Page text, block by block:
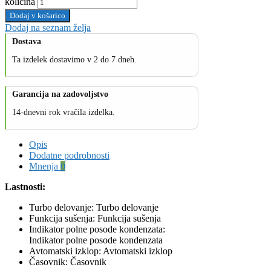
Dodaj v košarico
Dodaj na seznam želja
Dostava
Ta izdelek dostavimo v 2 do 7 dneh.
Garancija na zadovoljstvo
14-dnevni rok vračila izdelka.
Opis
Dodatne podrobnosti
Mnenja 0
Lastnosti:
Turbo delovanje: Turbo delovanje
Funkcija sušenja: Funkcija sušenja
Indikator polne posode kondenzata:
Indikator polne posode kondenzata
Avtomatski izklop: Avtomatski izklop
Časovnik: Časovnik